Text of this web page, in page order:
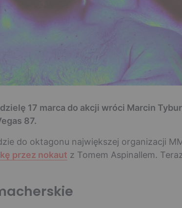
17 marca do akcji wróci Marcin
87.
do oktagonu największej organizacji
przez nokaut z Tomem Aspinallem.